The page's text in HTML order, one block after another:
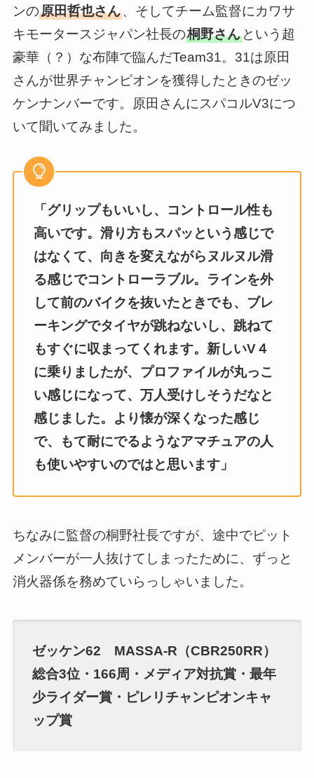
ンの原田哲也さん、そしてチーム監督にカワサ
キモータースジャパン社長の桐野さんという超
豪華（？）な布陣で臨んだTeam31。31は原田
さんが世界チャンピオンを獲得したときのゼッ
ケンナンバーです。原田さんにスパコルV3につ
いて聞いてみました。
「グリップもいいし、コントロール性も
高いです。滑り方もスパッという感じで
はなくて、向きを変えながらヌルヌル滑
る感じでコントローラブル。ラインを外
して前のバイクを抜いたときでも、ブレ
ーキングでタイヤが跳ねないし、跳ねて
もすぐに収まってくれます。新しいV４
に乗りましたが、プロファイルが丸っこ
い感じになって、万人受けしそうだなと
感じました。より懐が深くなった感じ
で、もて耐にでるようなアマチュアの人
も使いやすいのではと思います」
ちなみに監督の桐野社長ですが、途中でピット
メンバーが一人抜けてしまったために、ずっと
消火器係を務めていらっしゃいました。
ゼッケン62 MASSA-R（CBR250RR）
総合3位・166周・メディア対抗賞・最年
少ライダー賞・ピレリチャンピオンキャ
ップ賞